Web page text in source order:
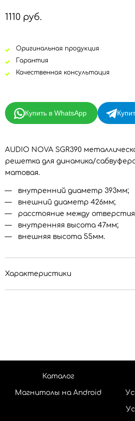
1110 руб.
Оригинальная продукция
Гарантия
Качественная консультация
Купить в WhatsApp
AUDIO NOVA SGR390
решетка для динамика/сабвуфера
матовая.
внутренний диаметр 393мм;
внешний диаметр 426мм;
расстояние между
внутренняя высота 47мм;
внешняя высота 55мм.
Характеристики
Каталог
Магнитолы на Android